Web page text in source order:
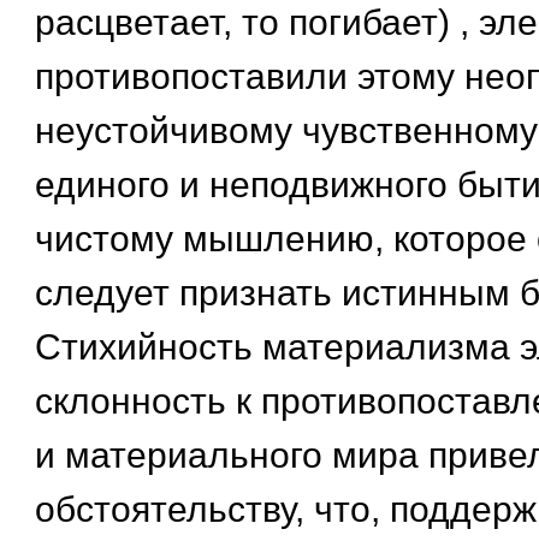
расцветает, то погибает) ,
противопоставили этому
неустойчивому
единого и неподвижного
чистому мышлению, которое
следует признать истинным
Стихийность материализма
склонность к
и материального мира
обстоятельству, что,